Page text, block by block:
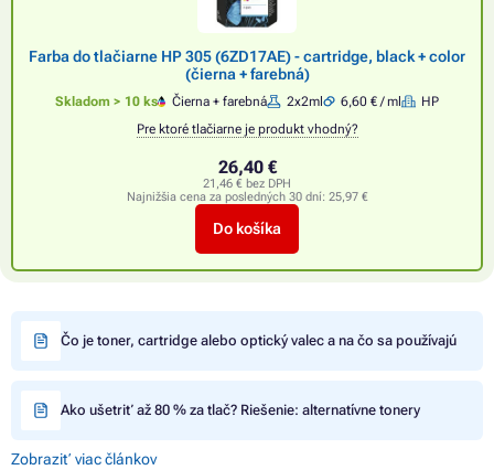
Farba do tlačiarne HP 305 (6ZD17AE) - cartridge, black + color
(čierna + farebná)
Skladom > 10 ks Čierna + farebná 2x2ml 6,60 € / ml
HP
Pre ktoré tlačiarne je produkt vhodný?
26,40 €
21,46 € bez DPH
Najnižšia cena za posledných 30 dní: 25,97 €
Do košíka
Čo je toner, cartridge alebo optický valec a na čo sa používajú
Ako ušetriť až 80 % za tlač? Riešenie: alternatívne tonery
Zobraziť viac článkov